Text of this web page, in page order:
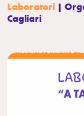
Laboratori |
Cagliari